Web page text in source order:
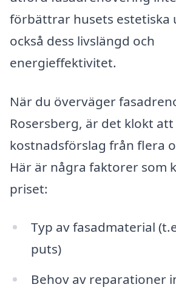
förbättrar husets estetiska
också dess livslängd och
energieffektivitet.
När du överväger
Rosersberg, är det klokt
kostnadsförslag från flera
Här är några faktorer som
priset:
Typ av fasadmaterial
puts)
Behov av reparationer